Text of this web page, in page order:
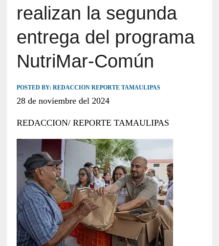
realizan la segunda
entrega del programa
NutriMar-Común
POSTED BY: REDACCION REPORTE TAMAULIPAS
28 de noviembre del 2024
REDACCION/ REPORTE TAMAULIPAS